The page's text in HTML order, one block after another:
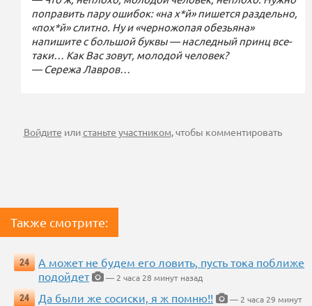
поправить пару ошибок: «на х*й» пишется раздельно,
«пох*й» слитно. Ну и «черножопая обезьяна»
напишите с большой буквы — наследный принц все-
таки… Как Вас зовут, молодой человек?
— Сережа Лавров…
Войдите илистаньте участником, чтобы комментировать
Также смотрите:
24
А может не будем его ловить, пусть тока поближе
подойдет
— 2 часа 28 минут назад
24
Да были же сосиски, я ж помню!!
— 2 часа 29 минут